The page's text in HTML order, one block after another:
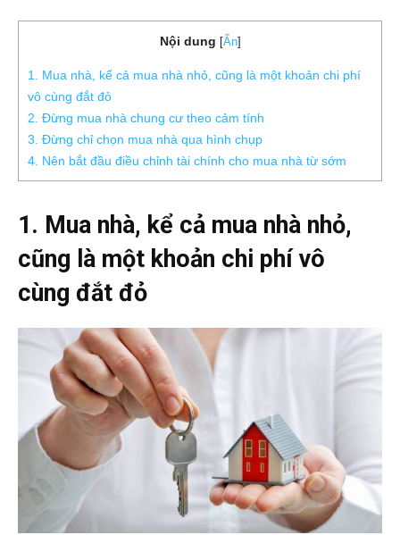
Nội dung [Ẩn]
1. Mua nhà, kể cả mua nhà nhỏ, cũng là một khoản chi phí
vô cùng đắt đỏ
2. Đừng mua nhà chung cư theo cảm tính
3. Đừng chỉ chọn mua nhà qua hình chụp
4. Nên bắt đầu điều chỉnh tài chính cho mua nhà từ sớm
1. Mua nhà, kể cả mua nhà nhỏ,
cũng là một khoản chi phí vô
cùng đắt đỏ